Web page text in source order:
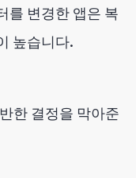
를 변경한 앱은 복
높습니다.
한 결정을 막아준